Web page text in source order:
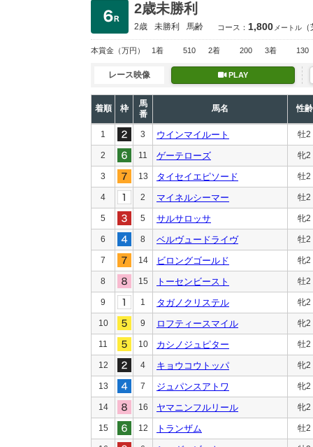
2歳未勝利
2歳 未勝利 馬齢 コース： 1,800 メートル
本賞金 （万円） 1着 510 2着 200 3着 130
レース映像 PLAY
着順 枠
馬
番
馬名 性齢
1 3 ウインマイルート 牡2
2 11 ゲーテローズ 牝2
3 13 タイセイエピソード 牡2
4 2 マイネルシーマー 牡2
5 5 サルサロッサ 牝2
6 8 ベルヴュードライヴ 牡2
7 14 ビロングゴールド 牝2
8 15 トーセンビースト 牡2
9 1 タガノクリステル 牝2
10 9 ロフティースマイル 牝2
11 10 カシノジュピター 牡2
12 4 キョウコウトッパ 牝2
13 7 ジュパンスアトワ 牝2
14 16 ヤマニンフルリール 牝2
15 12 トランザム 牡2